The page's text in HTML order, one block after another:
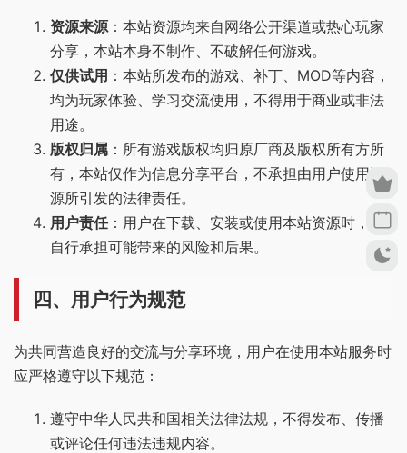
资源来源 ：本站资源均来自网络公开渠道或热心玩家
分享，本站本身不制作、不破解任何游戏。
仅供试用 ：本站所发布的游戏、补丁、MOD等内容，
均为玩家体验、学习交流使用，不得用于商业或非法
用途。
版权归属 ：所有游戏版权均归原厂商及版权所有方所
有，本站仅作为信息分享平台，不承担由用户使用资
源所引发的法律责任。
用户责任：用户在下载、安装或使用本站资源时，应
自行承担可能带来的风险和后果。
四、用户行为规范
为共同营造良好的交流与分享环境，用户在使用本站服务时
应严格遵守以下规范：
遵守中华人民共和国相关法律法规，不得发布、传播
或评论任何违法违规内容。